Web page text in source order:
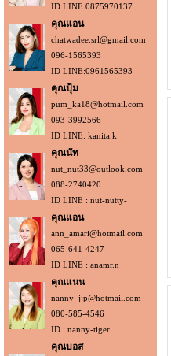
ID LINE:0875970137
คุณแอน
chatwadee.srl@gmail.com
096-1565393
ID LINE:0961565393
คุณปุ้ม
pum_ka18@hotmail.com
093-3992566
ID LINE: kanita.k
คุณนัท
nut_nut33@outlook.com
088-2740420
ID LINE : nut-nutty-
คุณแอน
ann_amari@hotmail.com
065-641-4247
ID LINE : anamr.n
คุณแนน
nanny_jjp@hotmail.com
080-585-4546
ID : nanny-tiger
คุณบอส